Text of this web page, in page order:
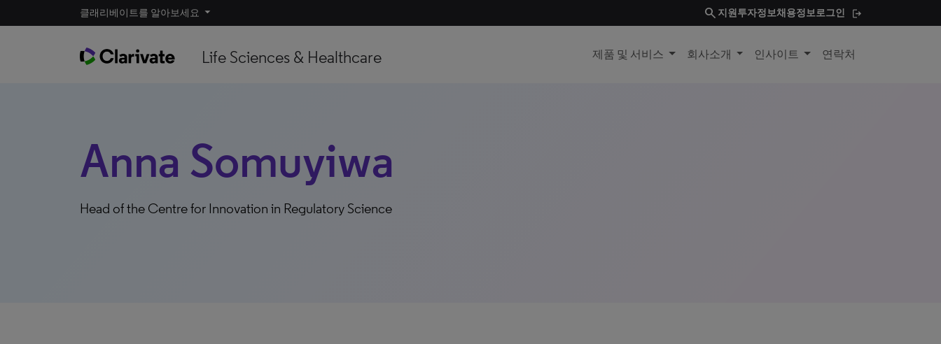
클래리베이트를 알아보세요 search 지원투자정보채용정보로그인
Life Sciences & Healthcare 제품 및 서비스 회사소개 인사이트 연락처
Anna Somuyiwa
Head of the Centre for Innovation in Regulatory Science